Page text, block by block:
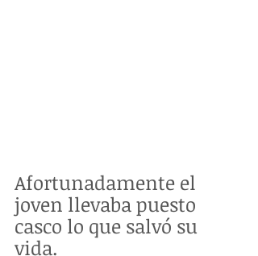
Afortunadamente el
joven llevaba puesto
casco lo que salvó su
vida.